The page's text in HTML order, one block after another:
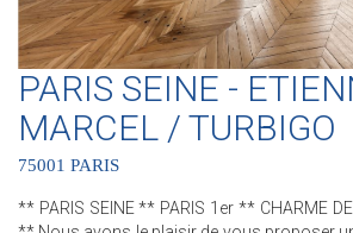
PARIS SEINE -
MARCEL / TURBIGO
75001 PARIS
** PARIS SEINE ** PARIS 1er ** CHARME